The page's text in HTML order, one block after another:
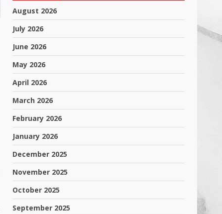
August 2026
July 2026
June 2026
May 2026
April 2026
March 2026
February 2026
January 2026
December 2025
November 2025
October 2025
September 2025